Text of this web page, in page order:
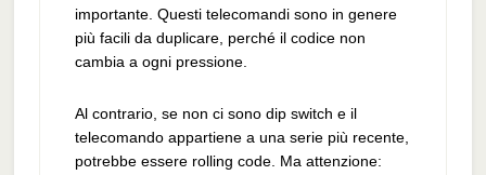
importante. Questi telecomandi sono in genere
più facili da duplicare, perché il codice non
cambia a ogni pressione.
Al contrario, se non ci sono dip switch e il
telecomando appartiene a una serie più recente,
potrebbe essere rolling code. Ma attenzione: